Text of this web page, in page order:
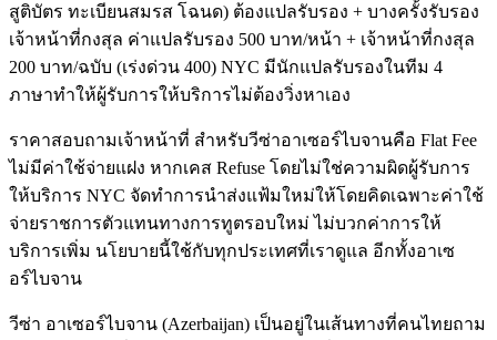
สูติบัตร ทะเบียนสมรส โฉนด) ต้องแปลรับรอง + บางครั้งรับรอง
เจ้าหน้าที่กงสุล ค่าแปลรับรอง 500 บาท/หน้า + เจ้าหน้าที่กงสุล
200 บาท/ฉบับ (เร่งด่วน 400) NYC มีนักแปลรับรองในทีม 4
ภาษาทำให้ผู้รับการให้บริการไม่ต้องวิ่งหาเอง
ราคาสอบถามเจ้าหน้าที่ สำหรับวีซ่าอาเซอร์ไบจานคือ Flat Fee
ไม่มีค่าใช้จ่ายแฝง หากเคส Refuse โดยไม่ใช่ความผิดผู้รับการ
ให้บริการ NYC จัดทำการนำส่งแฟ้มใหม่ให้โดยคิดเฉพาะค่าใช้
จ่ายราชการตัวแทนทางการทูตรอบใหม่ ไม่บวกค่าการให้
บริการเพิ่ม นโยบายนี้ใช้กับทุกประเทศที่เราดูแล อีกทั้งอาเซ
อร์ไบจาน
วีซ่า อาเซอร์ไบจาน (Azerbaijan) เป็นอยู่ในเส้นทางที่คนไทยถาม